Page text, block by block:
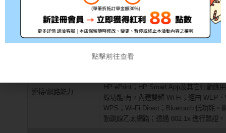
紙張（磅紙、手冊、彩色、亮面、信頭、
每月列印量週期 最高月印量：最多達 50,000 頁；建議月
連接/網路能力
HP ePrint；HP Smart App及其它行動應
線功能:有，內建雙頻 Wi-Fi；經由 WEP
WPS；Wi-Fi Direct；Bluetooth 低功耗。
動跳線乙太網路；透過 802.1x 進行驗證。
點擊前往查看